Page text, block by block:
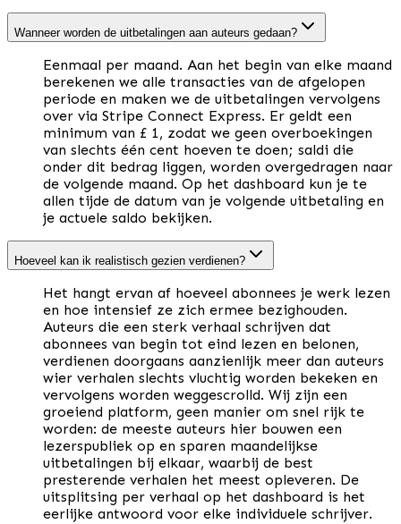
Wanneer worden de uitbetalingen aan auteurs gedaan?
Eenmaal per maand. Aan het begin van elke maand
berekenen we alle transacties van de afgelopen
periode en maken we de uitbetalingen vervolgens
over via Stripe Connect Express. Er geldt een
minimum van £ 1, zodat we geen overboekingen
van slechts één cent hoeven te doen; saldi die
onder dit bedrag liggen, worden overgedragen naar
de volgende maand. Op het dashboard kun je te
allen tijde de datum van je volgende uitbetaling en
je actuele saldo bekijken.
Hoeveel kan ik realistisch gezien verdienen?
Het hangt ervan af hoeveel abonnees je werk lezen
en hoe intensief ze zich ermee bezighouden.
Auteurs die een sterk verhaal schrijven dat
abonnees van begin tot eind lezen en belonen,
verdienen doorgaans aanzienlijk meer dan auteurs
wier verhalen slechts vluchtig worden bekeken en
vervolgens worden weggescrolld. Wij zijn een
groeiend platform, geen manier om snel rijk te
worden: de meeste auteurs hier bouwen een
lezerspubliek op en sparen maandelijkse
uitbetalingen bij elkaar, waarbij de best
presterende verhalen het meest opleveren. De
uitsplitsing per verhaal op het dashboard is het
eerlijke antwoord voor elke individuele schrijver.